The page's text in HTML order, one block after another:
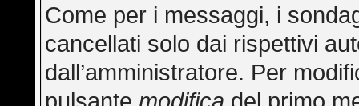
Come per i messaggi, i
cancellati solo dai rispettivi
dall’amministratore. Per